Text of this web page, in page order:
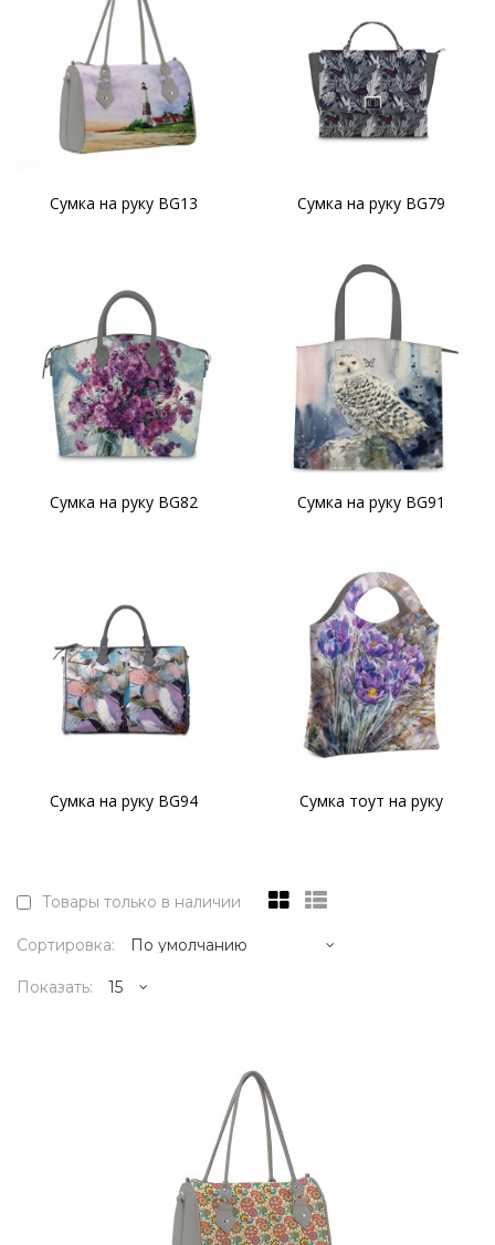
Сумка на руку BG13 Сумка на руку BG79
Сумка на руку BG82 Сумка на руку BG91
Сумка на руку BG94 Сумка тоут на руку
Товары только в наличии
Сортировка:
Показать:
18995р.
КУПИТЬ